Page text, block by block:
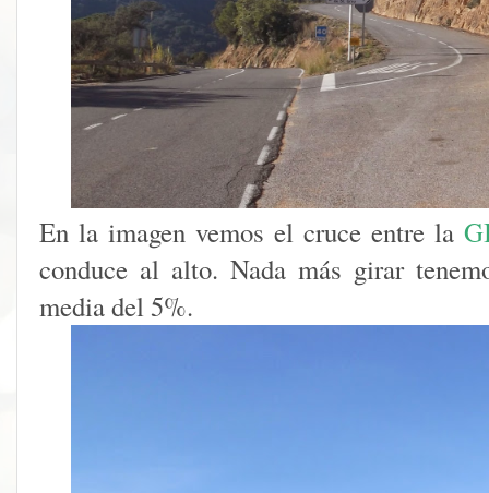
En la imagen vemos el cruce entre la
conduce al alto. Nada más girar
media del 5%.